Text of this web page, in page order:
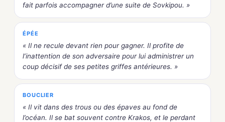
fait parfois accompagner d’une suite de Sovkipou. »
ÉPÉE
« Il ne recule devant rien pour gagner. Il profite de
l’inattention de son adversaire pour lui administrer un
coup décisif de ses petites griffes antérieures. »
BOUCLIER
« Il vit dans des trous ou des épaves au fond de
l’océan. Il se bat souvent contre Krakos, et le perdant